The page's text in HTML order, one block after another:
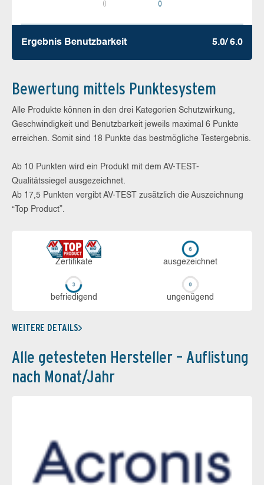
0 0
Ergebnis Benutz­barkeit 5.0/ 6.0
Bewertung mittels Punktesystem
Alle Produkte können in den drei Kategorien Schutzwirkung,
Geschwindigkeit und Benutzbarkeit jeweils maximal 6 Punkte
erreichen. Somit sind 18 Punkte das bestmögliche Testergebnis.
Ab 10 Punkten wird ein Produkt mit dem AV-TEST-
Qualitätssiegel ausgezeichnet.
Ab 17,5 Punkten vergibt AV-TEST zusätzlich die Auszeichnung
“Top Product”.
Zerti­fikate aus­ge­zeich­net
be­frie­di­gend un­ge­nü­gend
WEITERE DETAILS
Alle getesteten Hersteller – Auflistung
nach Monat/Jahr